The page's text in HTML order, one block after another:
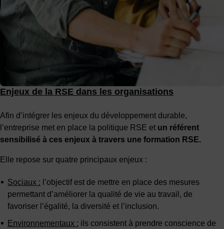
Enjeux de la RSE dans les organisations
Afin d’intégrer les enjeux du développement durable,
l’entreprise met en place la politique RSE et un référent
sensibilisé à ces enjeux à travers une formation RSE.
Elle repose sur quatre principaux enjeux :
Sociaux : l’objectif est de mettre en place des mesures
permettant d’améliorer la qualité de vie au travail, de
favoriser l’égalité, la diversité et l’inclusion.
Environnementaux : ils consistent à prendre conscience de